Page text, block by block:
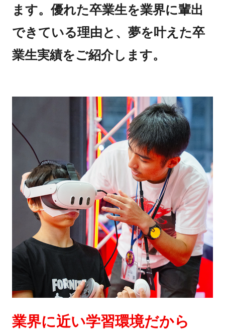
ます。優れた卒業生を業界に輩出
できている理由と、夢を叶えた卒
業生実績をご紹介します。
業界に近い学習環境だから